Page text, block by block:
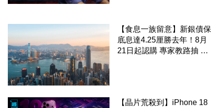
【食息一族留意】新銀債保
底息達4.25厘勝去年！8月
21日起認購 專家教路抽 20
【晶片荒殺到】iPhone 18